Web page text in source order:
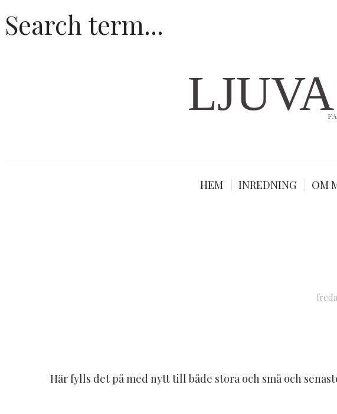
HEM INREDNING OM
Här fylls det på med nytt till både stora och små och